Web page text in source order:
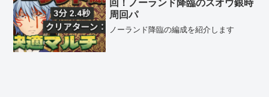
回！ノーランド降臨のスオウ銀時
周回パ
ノーランド降臨の編成を紹介します